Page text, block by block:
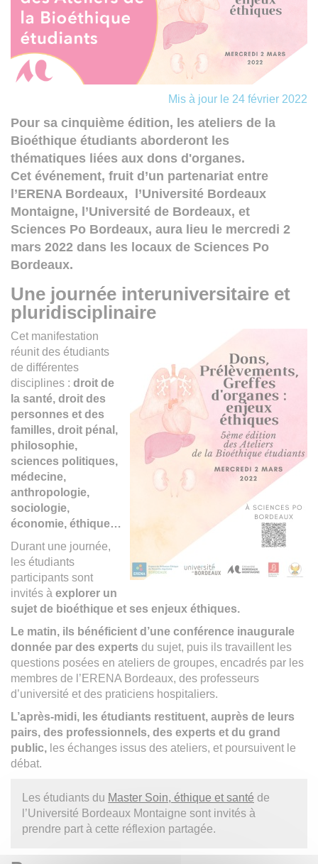
Mis à jour le 24 février 2022
Pour sa cinquième édition, les ateliers de la
Bioéthique étudiants aborderont les
thématiques liées aux dons d'organes.
Cet événement, fruit d’un partenariat entre
l’ERENA Bordeaux, l’Université Bordeaux
Montaigne, l’Université de Bordeaux, et
Sciences Po Bordeaux, aura lieu le mercredi 2
mars 2022 dans les locaux de Sciences Po
Bordeaux.
Une journée interuniversitaire et
pluridisciplinaire
Cet manifestation
réunit des étudiants
de différentes
disciplines : droit de
la santé, droit des
personnes et des
familles, droit pénal,
philosophie,
sciences politiques,
médecine,
anthropologie,
sociologie,
économie, éthique…
Durant une journée,
les étudiants
participants sont
invités à explorer un
sujet de bioéthique et ses enjeux éthiques.
Le matin, ils bénéficient d’une conférence inaugurale
donnée par des experts du sujet, puis ils travaillent les
questions posées en ateliers de groupes, encadrés par les
membres de l’ERENA Bordeaux, des professeurs
d’université et des praticiens hospitaliers.
L’après-midi, les étudiants restituent, auprès de leurs
pairs, des professionnels, des experts et du grand
public, les échanges issus des ateliers, et poursuivent le
débat.
Les étudiants du Master Soin, éthique et santé de
l’Université Bordeaux Montaigne sont invités à
prendre part à cette réflexion partagée.